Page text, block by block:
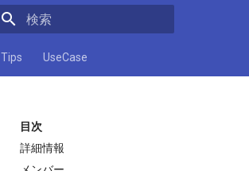
Tips UseCase
目次
詳細情報